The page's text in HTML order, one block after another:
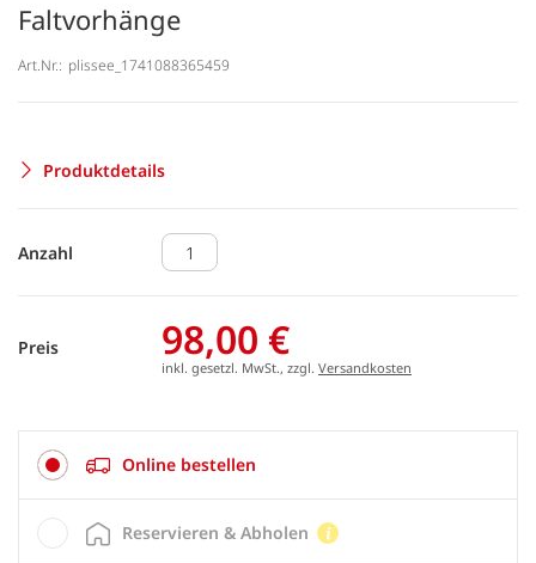
Faltvorhänge
Art.Nr.: plissee_1741088365459
Produktdetails
Anzahl
Preis 98,00 €
inkl. gesetzl. MwSt., zzgl. Versandkosten
Online bestellen
Reservieren & Abholen